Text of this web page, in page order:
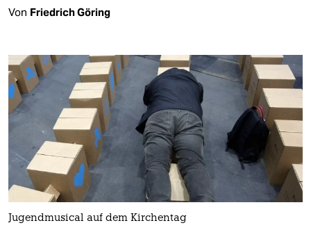
Von Friedrich Göring
Jugendmusical auf dem Kirchentag